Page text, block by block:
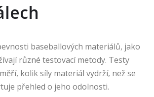
baseballových materiálů, jako
různé testovací metody. Testy
kolik síly materiál vydrží, než se
přehled o jeho odolnosti.